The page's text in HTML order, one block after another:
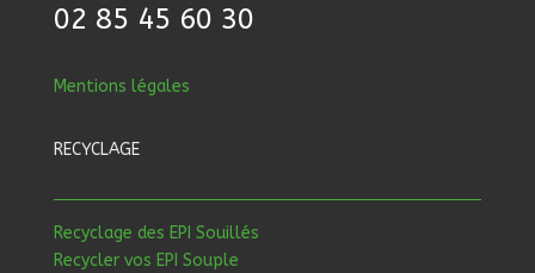
02 85 45 60 30
Mentions légales
RECYCLAGE
Recyclage des EPI Souillés
Recycler vos EPI Souple